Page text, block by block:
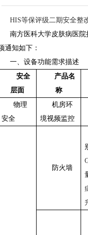
HIS等保评级二期安全整
南方医科大学皮肤病医
通知如下：
一、设备功能需求描述
安全
层面
产品名
称
物理
安全
机房环
境视频监控
防火墙